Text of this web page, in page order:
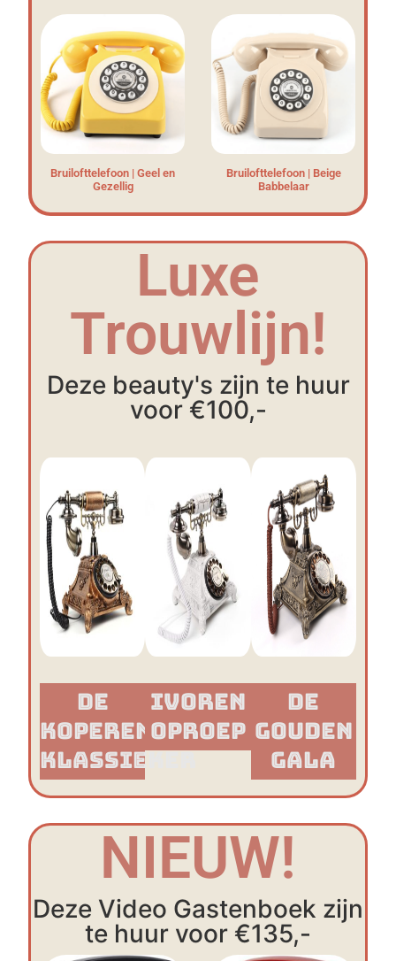
Bruilofttelefoon | Geel en
Gezellig
Bruilofttelefoon | Beige
Babbelaar
Luxe
Trouwlijn!
Deze beauty's zijn te huur
voor €100,-
De
Koperen
Klassieker​
Ivoren
Oproep
De
Gouden
Gala
NIEUW!
Deze Video Gastenboek zijn
te huur voor €135,-